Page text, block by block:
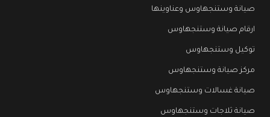
صيانة وستنجهاوس وعناوينها
ارقام صيانة وستنجهاوس
توكيل وستنجهاوس
مركز صيانة وستنجهاوس
صيانة غسالات وستنجهاوس
صيانة ثلاجات وستنجهاوس